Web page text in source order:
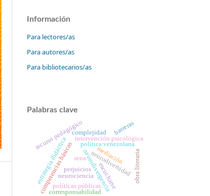
Información
Para lectores/as
Para autores/as
Para bibliotecarios/as
Palabras clave
intervención psicológica
política venezolana
neurodivergencia
neurodiversidad
competencias básicasneurociencia
mediación
recurso pedagógico
estrategia didáctica obra literaria
complejidad
sena
barreras
escucharse
políticas públicas.
perjuicios
corresponsabilidad